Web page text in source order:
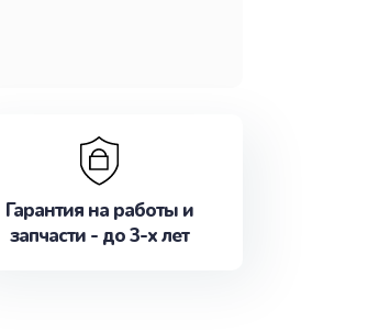
Гарантия на работы и
запчасти - до 3-х лет